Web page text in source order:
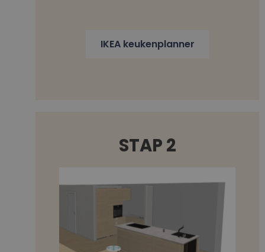
IKEA keukenplanner
STAP 2